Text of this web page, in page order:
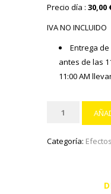
Precio día : 30,00
IVA NO INCLUIDO
Entrega
antes de las
11:00 AM
Lente
de
Categoría: